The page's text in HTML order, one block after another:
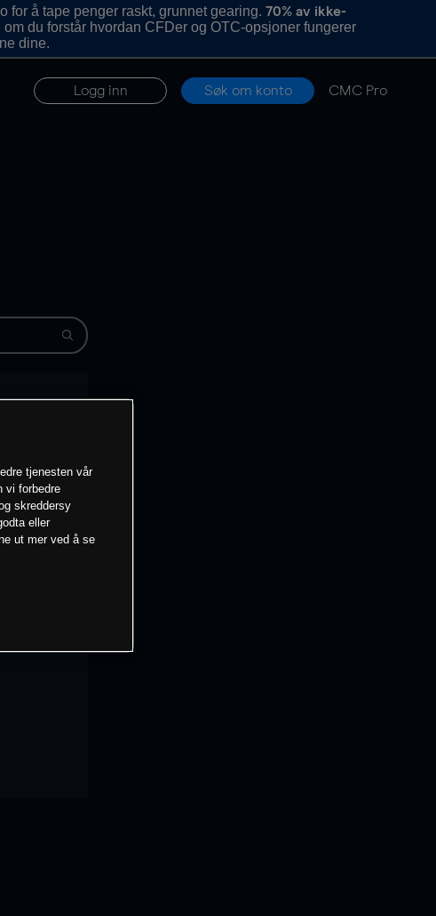
for å tape penger raskt, grunnet gearing.70% av ikke-
om du forstår hvordan CFDer og OTC-opsjoner fungerer
dine.
Logg inn Søk om konto CMC Pro
tjenesten vår
vi forbedre
skreddersy
eller
ut mer ved å se